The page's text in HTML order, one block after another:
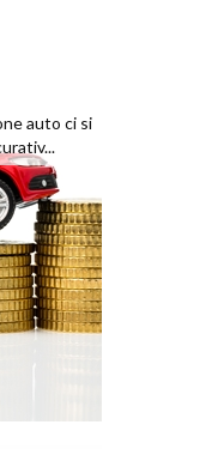
auto ci si